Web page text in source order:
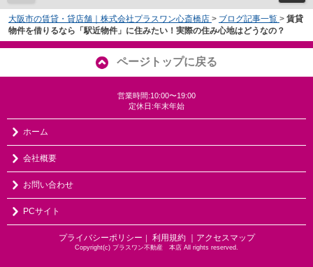
大阪市の賃貸・貸店舗｜株式会社プラスワン心斎橋店 > ブログ記事一覧 > 賃貸
物件を借りるなら「駅近物件」に住みたい！実際の住み心地はどうなの？
ページトップに戻る
営業時間:10:00〜19:00
定休日:年末年始
ホーム
会社概要
お問い合わせ
PCサイト
プライバシーポリシー ｜ 利用規約 ｜アクセスマップ
Copyright(c) プラスワン不動産 本店 All rights reserved.